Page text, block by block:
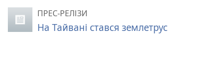
ПРЕС-РЕЛІЗИ
На Тайвані стався землетрус